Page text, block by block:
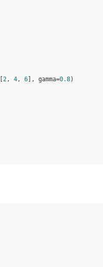
2, 4, 6 ], gamma=0.8)